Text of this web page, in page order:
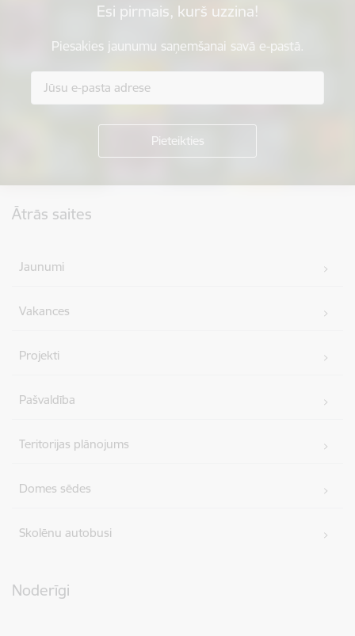
Esi pirmais, kurš uzzina!
Piesakies jaunumu saņemšanai savā e-pastā.
Ātrās saites
Jaunumi
Vakances
Projekti
Pašvaldība
Teritorijas plānojums
Domes sēdes
Skolēnu autobusi
Noderīgi